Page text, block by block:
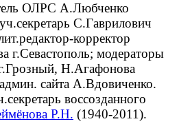
ОЛРС А.Любченко
С.Гаврилович
корректор
г.Севастополь; модераторы
Н.Агафонова
сайта А.Вдовиченко.
воссозданного
Р.Н. (1940-2011).